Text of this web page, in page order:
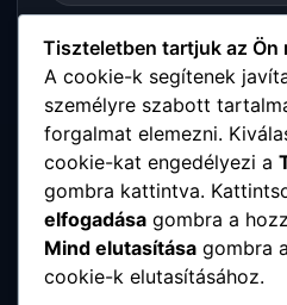
Somogy
Szabolcs-
Tolna
Vas
Veszprém
Tiszteletben tartjuk az Ön
A cookie-k segítenek
személyre szabott
forgalmat elemezni.
cookie-kat engedélyezi a
gombra kattintva.
elfogadása gombra a
Mind elutasítása gombra
cookie-k elutasításához.